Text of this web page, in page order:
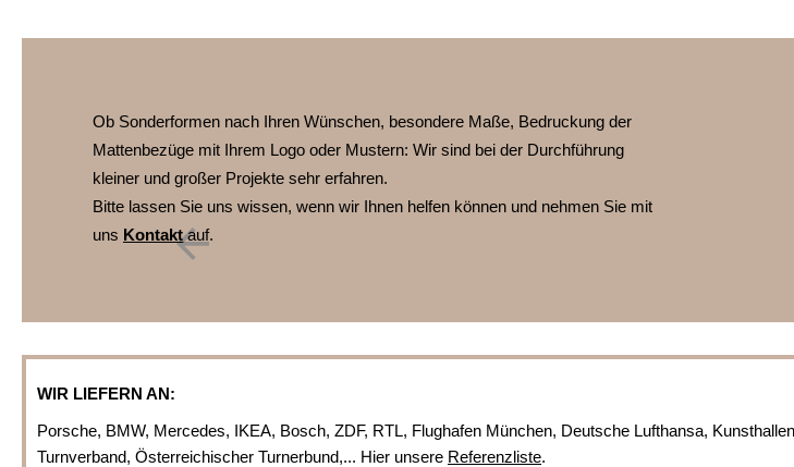
Ob Sonderformen nach Ihren Wünschen, besondere Maße, Bedruckung der
Mattenbezüge mit Ihrem Logo oder Mustern: Wir sind bei der Durchführung
kleiner und großer Projekte sehr erfahren.
Bitte lassen Sie uns wissen, wenn wir Ihnen helfen können und nehmen Sie mit
uns Kontaktauf.
WIR LIEFERN AN:
Porsche, BMW, Mercedes, IKEA, Bosch, ZDF, RTL, Flughafen München, Deutsche Lufthansa,
Turnverband, Österreichischer Turnerbund,... Hier unsere Referenzliste.